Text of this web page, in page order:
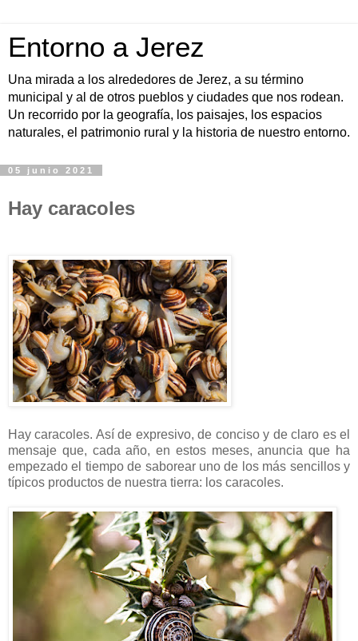
Entorno a Jerez
Una mirada a los alrededores de Jerez, a su término
municipal y al de otros pueblos y ciudades que nos rodean.
Un recorrido por la geografía, los paisajes, los espacios
naturales, el patrimonio rural y la historia de nuestro entorno.
05 junio 2021
Hay caracoles
Hay caracoles. Así de expresivo, de conciso y de claro es el
mensaje que, cada año, en estos meses, anuncia que ha
empezado el tiempo de saborear uno de los más sencillos y
típicos productos de nuestra tierra: los caracoles.